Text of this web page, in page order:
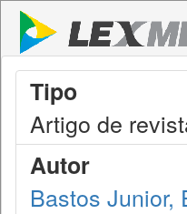
Tipo
Artigo de
Autor
Bastos Junior,